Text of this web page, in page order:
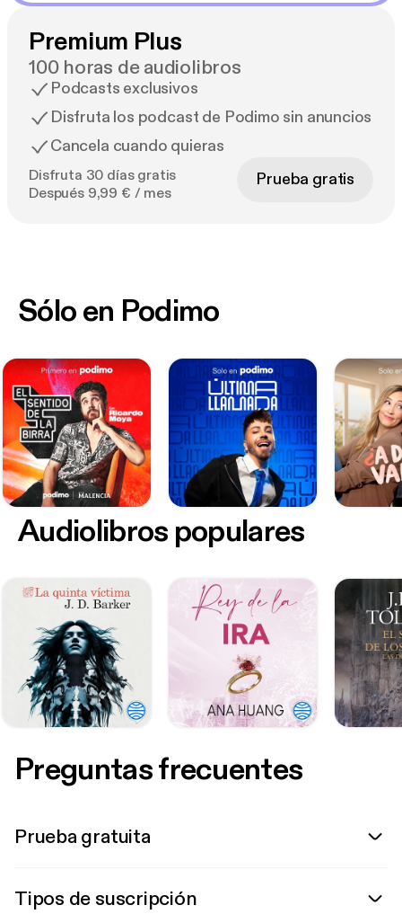
Premium Plus
100 horas de audiolibros
Podcasts exclusivos
Disfruta los podcast de Podimo sin anuncios
Cancela cuando quieras
Disfruta 30 días gratis
Después 9,99 € / mes
Prueba gratis
Sólo en Podimo
Audiolibros populares
Preguntas frecuentes
Prueba gratuita
Tipos de suscripción